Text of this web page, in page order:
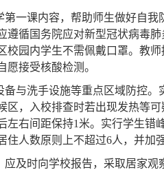
一课内容，帮助师生做好自
循国务院应对新型冠状病毒
园内学生不需佩戴口罩。教
接受核酸检测。
与洗手设施等重点区域防控
，入校排查时若出现发热等
右间距保持1米。实行学生错
人数原则上不超过6人，并加
及时向学校报告，采取居家